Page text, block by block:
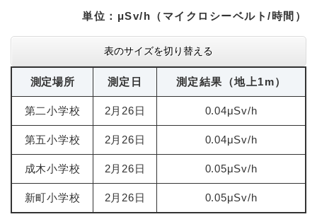
単位：μSv/h（マイクロシーベルト/時間）
表のサイズを切り替える
測定場所 測定日 測定結果（地上1m）
第二小学校 2月26日 0.04μSv/h
第五小学校 2月26日 0.04μSv/h
成木小学校 2月26日 0.05μSv/h
新町小学校 2月26日 0.05μSv/h